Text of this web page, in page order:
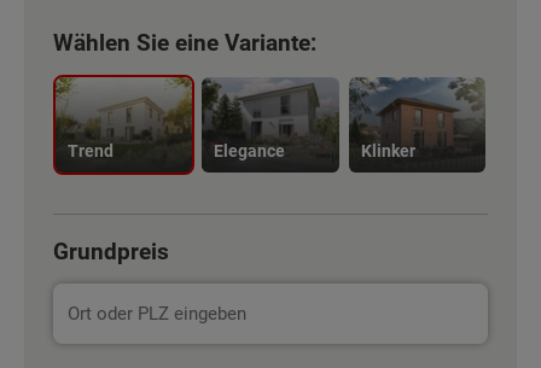
Wählen Sie eine Variante:
Trend Elegance Klinker
Grundpreis